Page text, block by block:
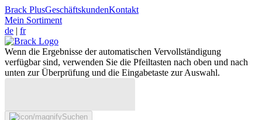
Brack PlusGeschäftskundenKontakt
Mein Sortiment
de | fr
Wenn die Ergebnisse der automatischen Vervollständigung
verfügbar sind, verwenden Sie die Pfeiltasten nach oben und nach
unten zur Überprüfung und die Eingabetaste zur Auswahl.
Suchen